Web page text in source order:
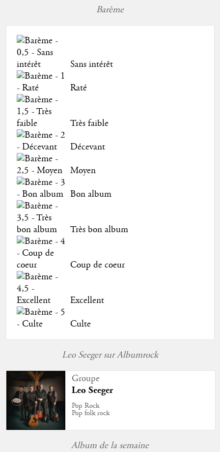
Barème
Sans intérêt
Raté
Très faible
Décevant
Moyen
Bon album
Très bon album
Coup de coeur
Excellent
Culte
Leo Seeger sur Albumrock
Groupe
Leo Seeger
Pop Rock
Pop folk rock
Album de la semaine